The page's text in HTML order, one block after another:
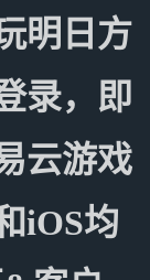
明日方
录，即
云游戏
iOS均